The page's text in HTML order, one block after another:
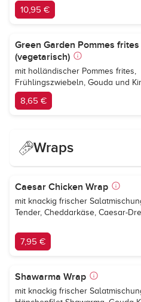
10,95 €
Green Garden Pommes frites
(vegetarisch)
mit holländischer Pommes frites,
Frühlingszwiebeln, Gouda und
8,65 €
Wraps
Caesar Chicken Wrap
mit knackig frischer
Tender, Cheddarkäse, Caesar-
7,95 €
Shawarma Wrap
mit knackig frischer